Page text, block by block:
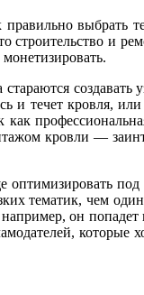
выбрать
и
и течет кровля,
кровли —
тематик, чем
он